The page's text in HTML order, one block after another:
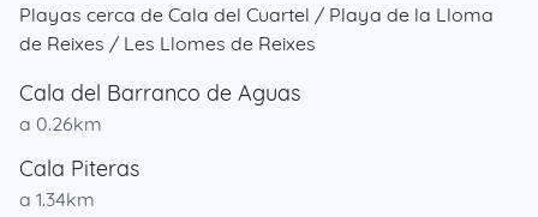
Playas cerca de Cala del Cuartel / Playa de la Lloma
de Reixes / Les Llomes de Reixes
Cala del Barranco de Aguas
a 0.26km
Cala Piteras
a 1.34km